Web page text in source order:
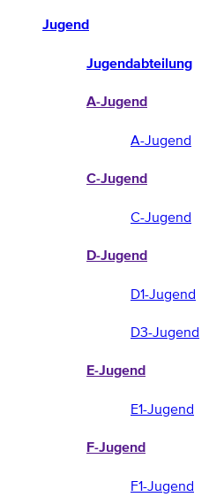
Jugend
Jugendabteilung
A-Jugend
A-Jugend
C-Jugend
C-Jugend
D-Jugend
D1-Jugend
D3-Jugend
E-Jugend
E1-Jugend
F-Jugend
F1-Jugend